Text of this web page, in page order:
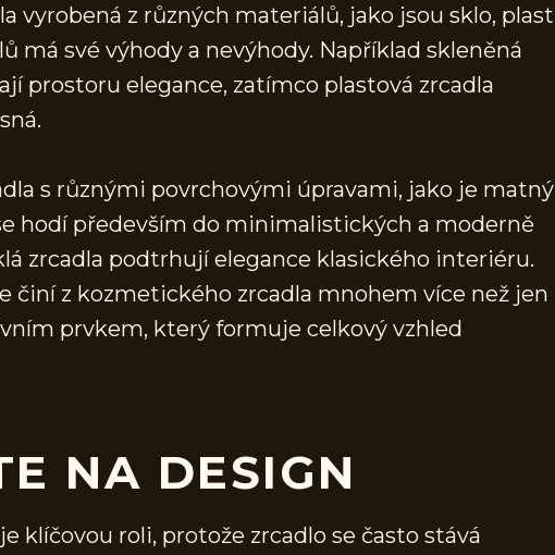
vyrobená z různých materiálů, jako jsou sklo, plast
má své výhody a nevýhody. Například skleněná
prostoru elegance, zatímco plastová zrcadla
s různými povrchovými úpravami, jako je matný
hodí především do minimalistických a moderně
zrcadla podtrhují elegance klasického interiéru.
činí z kozmetického zrcadla mnohem více než jen
prvkem, který formuje celkový vzhled
NA DESIGN
klíčovou roli, protože zrcadlo se často stává